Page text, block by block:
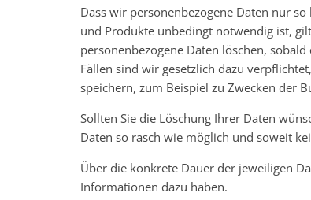
Dass wir personenbezogene Daten nur
und Produkte unbedingt notwendig ist,
personenbezogene Daten löschen,
Fällen sind wir gesetzlich dazu
speichern, zum Beispiel zu Zwecken der
Sollten Sie die Löschung Ihrer Daten
Daten so rasch wie möglich und soweit
Über die konkrete Dauer der jeweiligen
Informationen dazu haben.